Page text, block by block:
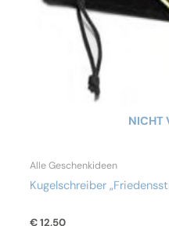
NICHT
Alle Geschenkideen
Kugelschreiber
€12,50